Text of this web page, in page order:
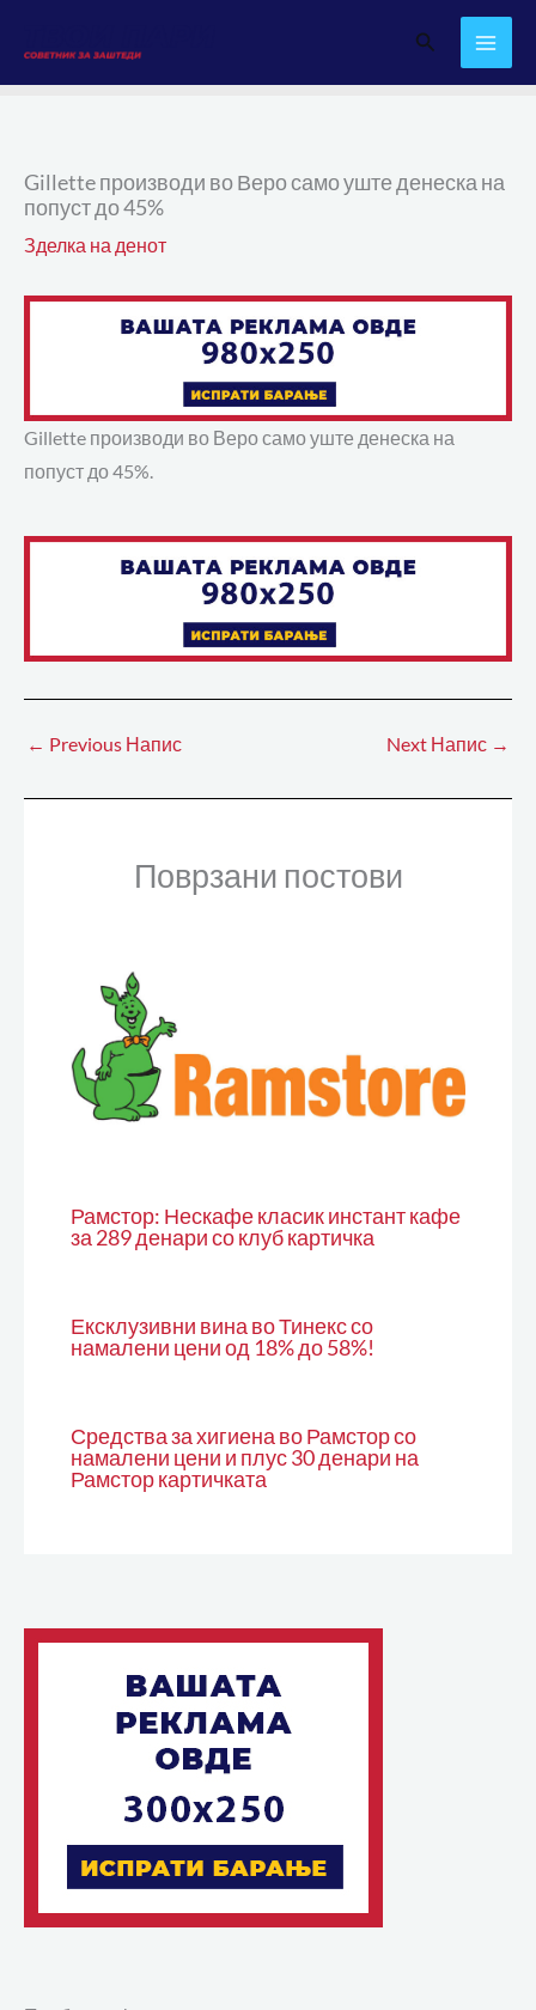
content
Search
Gillette производи во Веро само уште денеска на
попуст до 45%
Зделка на денот
Gillette производи во Веро само уште денеска на
попуст до 45%.
← Previous Напис Next Напис →
Поврзани постови
Рамстор: Нескафе класик инстант кафе
за 289 денари со клуб картичка
Ексклузивни вина во Тинекс со
намалени цени од 18% до 58%!
Средства за хигиена во Рамстор со
намалени цени и плус 30 денари на
Рамстор картичката